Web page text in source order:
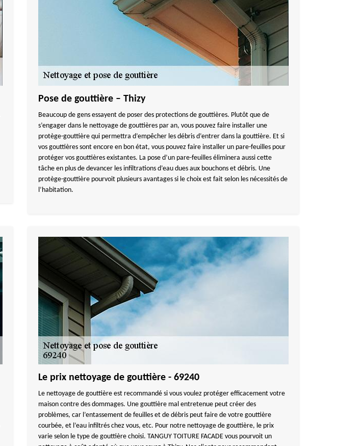
Pose de gouttière – Thizy
Beaucoup de gens essayent de poser des protections de gouttières. Plutôt que de
s’engager dans le nettoyage de gouttières par an, vous pouvez faire installer une
protège-gouttière qui permettra d’empêcher les débris d’entrer dans la gouttière. Et si
vos gouttières sont encore en bon état, vous pouvez faire installer un pare-feuilles pour
protéger vos gouttières existantes. La pose d’un pare-feuilles éliminera aussi cette
tâche en plus de devancer les infiltrations d’eau dues aux bouchons et débris. Une
protège-gouttière pourvoit plusieurs avantages si le choix est fait selon les nécessités de
l’habitation.
Le prix nettoyage de gouttière - 69240
Le nettoyage de gouttière est recommandé si vous voulez protéger efficacement votre
maison contre des dommages. Une gouttière mal entretenue peut créer des
problèmes, car l’entassement de feuilles et de débris peut faire de votre gouttière
courbée, et l’eau infiltrés chez vous, etc. Pour notre nettoyage de gouttière, le prix
varie selon le type de gouttière choisi. TANGUY TOITURE FACADE vous pourvoit un